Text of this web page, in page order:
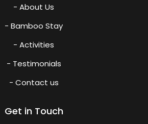
- About Us
- Bamboo Stay
- Activities
- Testimonials
- Contact us
Get in Touch